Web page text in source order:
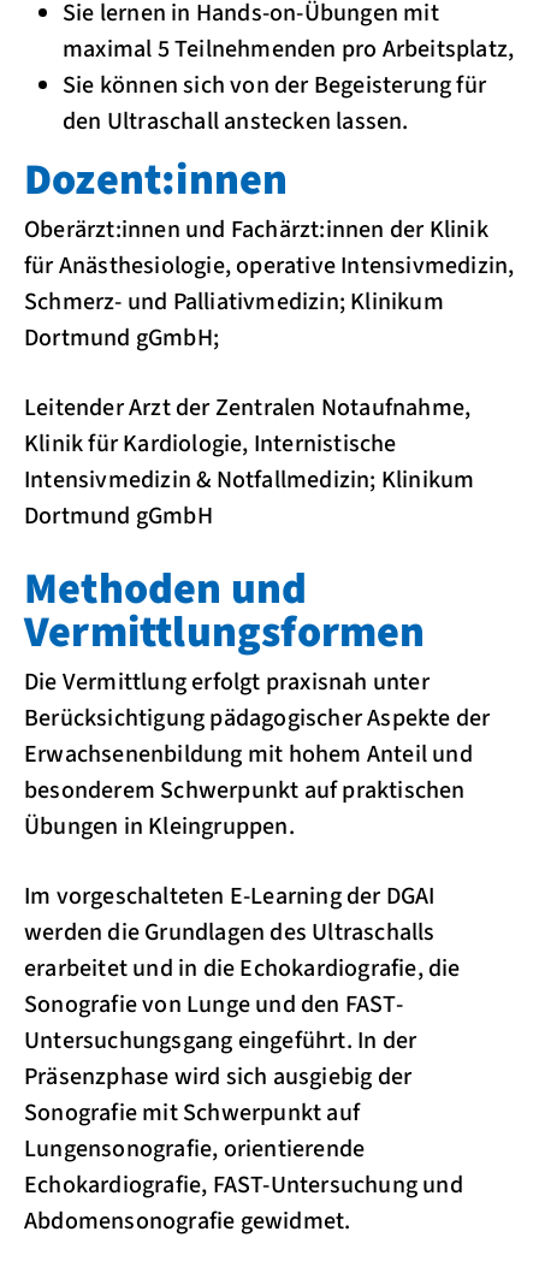
Sie lernen in Hands-on-Übungen mit
maximal 5 Teilnehmenden pro Arbeitsplatz,
Sie können sich von der Begeisterung für
den Ultra­schall anstecken lassen.
Dozent:innen
Oberärzt:innen und Fachärzt:innen der Klinik
für Anästhesiologie, operative Intensivmedizin,
Schmerz- und Palliativmedizin; Klinikum
Dortmund gGmbH;
Leitender Arzt der Zentralen Notaufnahme,
Klinik für Kardiologie, Internistische
Intensivmedizin & Notfallmedizin; Klinikum
Dortmund gGmbH
Methoden und
Vermittlungsformen
Die Vermittlung erfolgt praxisnah unter
Berücksichtigung pädagogischer Aspekte der
Erwachsenenbildung mit hohem Anteil und
besonderem Schwerpunkt auf praktischen
Übungen in Kleingruppen.
Im vorgeschalteten E-Learning der DGAI
werden die Grundlagen des Ultraschalls
erarbeitet und in die Echokardiografie, die
Sonografie von Lunge und den FAST-
Untersuchungsgang eingeführt. In der
Präsenzphase wird sich ausgiebig der
Sonografie mit Schwerpunkt auf
Lungensonografie, orientierende
Echokardiografie, FAST-Untersuchung und
Abdomensonografie gewidmet.